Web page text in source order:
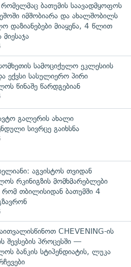
რომელმაც ბათუმის საავადმყოფოს
იმშობიარა და ახალშობილს
დაზიანებები მიაყენა, 4 წლით
სამოციქულო ეკლესიის
ექვსი სასულიერო პირი
წინაშე წარდგებიან
გალერის ახალი
სივრცე გაიხსნა
აგვისტოს თვიდან
რკინიგზის მომხმარებლები
რომ თბილისიდან ბათუმში 4
CHEVENING-ის
შევსების პროცესში —
ბანკის სტიპენდიატის, ლუკა